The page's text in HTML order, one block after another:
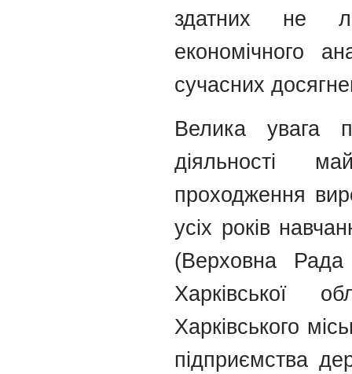
здатних не
економічного
сучасних
Велика увага
діяльності
проходження
усіх років
(Верховна
Харківської
Харківського
підприємства